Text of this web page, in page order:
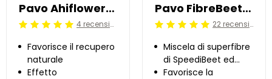
Pavo Ahiflower®Oil 0.5 l
Beoordeling: 5/5 4 recensioni
Favorisce il recupero
naturale
Effetto
Pavo FibreBeet 15 kg
Beoordeling: 5/5 22 recensioni
Miscela di superfibre
di SpeediBeet ed
erba medica
Favorisce la